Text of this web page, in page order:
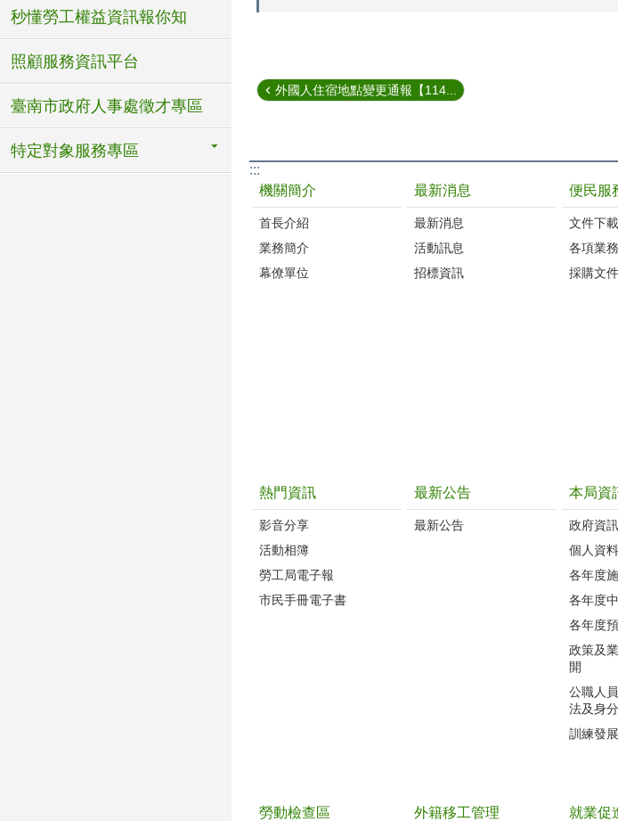
秒懂勞工權益資訊報你知
照顧服務資訊平台
臺南市政府人事處徵才專區
特定對象服務專區
外國人住宿地點變更通報【114...
:::
機關簡介
首長介紹
業務簡介
幕僚單位
最新消息
最新消息
活動訊息
招標資訊
便民服
文件下載
各項業
採購文
熱門資訊
影音分享
活動相簿
勞工局電子報
市民手冊電子書
最新公告
最新公告
本局資
政府資
個人資
各年度
各年度
各年度
政策及
開
公職人
法及身
訓練發
勞動檢查區 外籍移工管理 就業促